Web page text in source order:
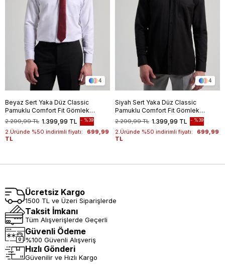
4
Beyaz Sert Yaka Düz Classic
Pamuklu Comfort Fit Gömlek
1004250213 1.399,99 TL
2.299,99 TL %39
2.Üründe %50 indirimli fiyatı:
699,99
TL
4
Siyah Sert Yaka Düz Classic
Pamuklu Comfort Fit Gömlek
1004250213 1.399,99 TL
2.299,99 TL %39
2.Üründe %50 indirimli fiyatı:
699,99
TL
Ücretsiz Kargo
1500 TL ve Üzeri Siparişlerde
Taksit İmkanı
Tüm Alışverişlerde Geçerli
Güvenli Ödeme
%100 Güvenli Alışveriş
Hızlı Gönderi
Güvenilir ve Hızlı Kargo